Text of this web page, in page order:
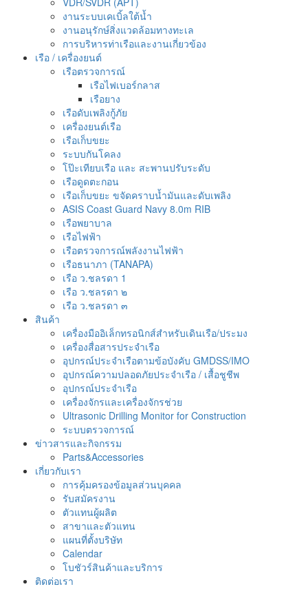
งานระบบเคเบิ้ลใต้น้ำ
งานอนุรักษ์สิ่งแวดล้อมทางทะเล
การบริหารท่าเรือและงานเกี่ยวข้อง
เรือ / เครื่องยนต์
เรือตรวจการณ์
เรือไฟเบอร์กลาส
เรือยาง
เรือดับเพลิงกู้ภัย
เครื่องยนต์เรือ
เรือเก็บขยะ
ระบบกันโคลง
โป๊ะเทียบเรือ และ สะพานปรับระดับ
เรือดูดตะกอน
เรือเก็บขยะ ขจัดคราบน้ำมันและดับเพลิง
ASIS Coast Guard Navy 8.0m RIB
เรือพยาบาล
เรือไฟฟ้า
เรือตรวจการณ์พลังงานไฟฟ้า
เรือธนาภา (TANAPA)
เรือ ว.ชลรดา 1
เรือ ว.ชลรดา ๒
เรือ ว.ชลรดา ๓
สินค้า
เครื่องมืออิเล็กทรอนิกส์สำหรับเดินเรือ/ประมง
เครื่องสื่อสารประจำเรือ
อุปกรณ์ประจำเรือตามข้อบังคับ GMDSS/IMO
อุปกรณ์ความปลอดภัยประจำเรือ / เสื้อชูชีพ
อุปกรณ์ประจำเรือ
เครื่องจักรและเครื่องจักรช่วย
Ultrasonic Drilling Monitor for Construction
ระบบตรวจการณ์
ข่าวสารและกิจกรรม
Parts&Accessories
เกี่ยวกับเรา
การคุ้มครองข้อมูลส่วนบุคคล
รับสมัครงาน
ตัวแทนผู้ผลิต
สาขาและตัวแทน
แผนที่ตั้งบริษัท
Calendar
โบชัวร์สินค้าและบริการ
ติดต่อเรา